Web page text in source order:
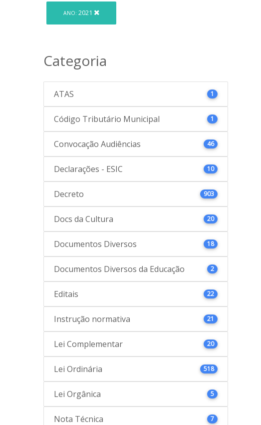
ANO: 2021
Categoria
ATAS 1
Código Tributário Municipal 1
Convocação Audiências 46
Declarações - ESIC 10
Decreto 903
Docs da Cultura 20
Documentos Diversos 18
Documentos Diversos da Educação 2
Editais 22
Instrução normativa 21
Lei Complementar 20
Lei Ordinária 518
Lei Orgânica 5
Nota Técnica 7